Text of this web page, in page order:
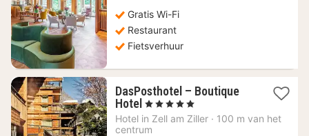
€
Gratis Wi-Fi
Restaurant
Fietsverhuur
DasPosthotel – Boutique
Hotel 1
nacht
vanaf
, 5 Sterren
Hotel in Zell am Ziller · 100 m van het
centrum